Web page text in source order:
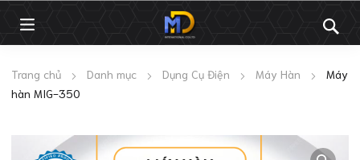
Trang chủ Danh mục Dụng Cụ Điện Máy Hàn
Máy
hàn MIG-350